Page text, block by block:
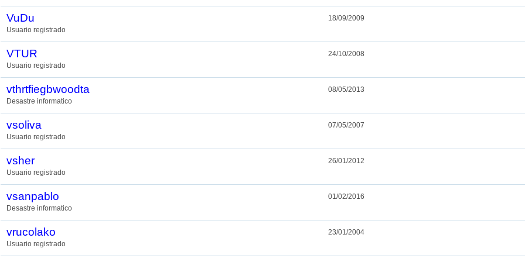
VuDu
Usuario registrado
18/09/2009
VTUR
Usuario registrado
24/10/2008
vthrtfiegbwoodta
Desastre informatico
08/05/2013
vsoliva
Usuario registrado
07/05/2007
vsher
Usuario registrado
26/01/2012
vsanpablo
Desastre informatico
01/02/2016
vrucolako
Usuario registrado
23/01/2004